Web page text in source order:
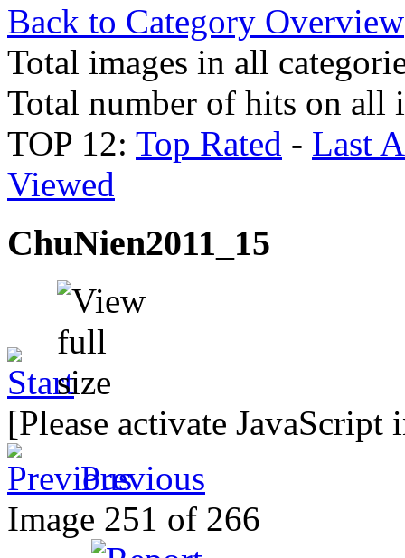
Back to Category Overview
Total images in all
Total number of hits on all
TOP 12: Top Rated - Last
Viewed
ChuNien2011_15
[Please activate
Previous
Image 251 of 266